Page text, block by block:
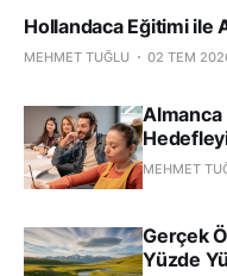
Hollandaca Eğitimi ile
MEHMET TUĞLU 02 TEM
Almanca
MEHMET
Gerçek
Yüzde